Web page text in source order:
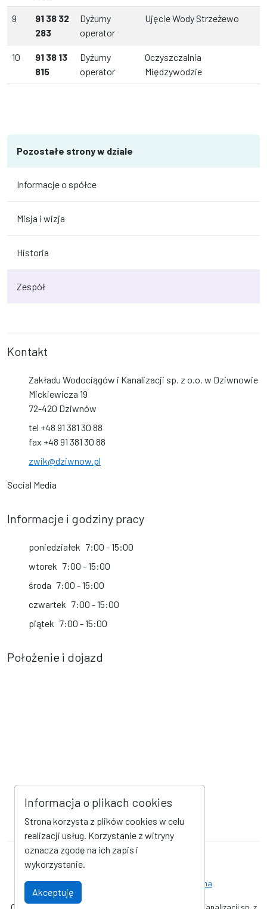
9
91 38 32
283
Dyżurny
operator
Ujęcie Wody Strzeżewo
10
91 38 13
815
Dyżurny
operator
Oczyszczalnia
Międzywodzie
Pozostałe strony w dziale
Informacje o spółce
Misja i wizja
Historia
Zespół
Kontakt
Zakładu Wodociągów i Kanalizacji sp. z o.o. w Dziwnowie
Mickiewicza 19
72-420 Dziwnów
tel +48 91 381 30 88
fax +48 91 381 30 88
zwik@dziwnow.pl
Social Media
Informacje i godziny pracy
poniedziałek 7:00 - 15:00
wtorek 7:00 - 15:00
środa 7:00 - 15:00
czwartek 7:00 - 15:00
piątek 7:00 - 15:00
Położenie i dojazd
Oficjalna strona internetowa Zakładu Wodociągów i Kanalizacji sp. z
Deklaracja dostępności Strona archiwalna
Informacja o plikach cookies
Strona korzysta z plików cookies w celu
realizacji usług. Korzystanie z witryny
oznacza zgodę na ich zapis i
wykorzystanie.
Akceptuję